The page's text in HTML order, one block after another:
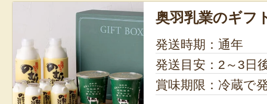
奥羽乳業のギフ
発送時期：通年
発送目安：2～3日
賞味期限：冷蔵で